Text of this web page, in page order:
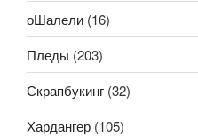
оШалели (16)
Пледы (203)
Скрапбукинг (32)
Хардангер (105)